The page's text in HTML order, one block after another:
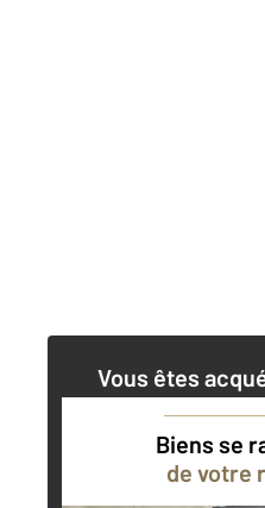
Vous êtes
Biens se
de votre